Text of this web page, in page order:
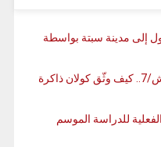
إلى مدينة سبتة بواسطة
معجم الحرف التقليدية في مراكش/7.. كيف وثّق كولان ذاكرة
الفعلية للدراسة الموسم